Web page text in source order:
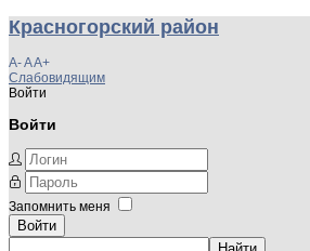
Красногорский район
A-AA+
Слабовидящим
Войти
Войти
Запомнить меня
Войти